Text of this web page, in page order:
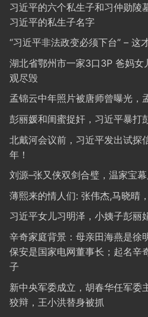
习近平的六个私生子和习仲勋陵
习近平的私生子名字
“习近平非法政变必须下台” – 这
湖北省鄂州市一家3口3P 爸妈女
观尽毁
孟锦云中年照片被唐师曾曝光，
彭丽媛和闺蜜捉奸，习近平暴打
北戴河会议前，习近平发出试探
年！
刘源–张又侠双剑合璧，温家宝
薄熙来的情人们: 张伟杰,马晓晴
习近平女儿习明泽，小姨子彭丽
辛奇家庭背景：母亲田海燕是徐
保安是国家电网董事长；起名辛
子
新中央军委成立，胡春华任军委
狡辩，王小洪替身被抓